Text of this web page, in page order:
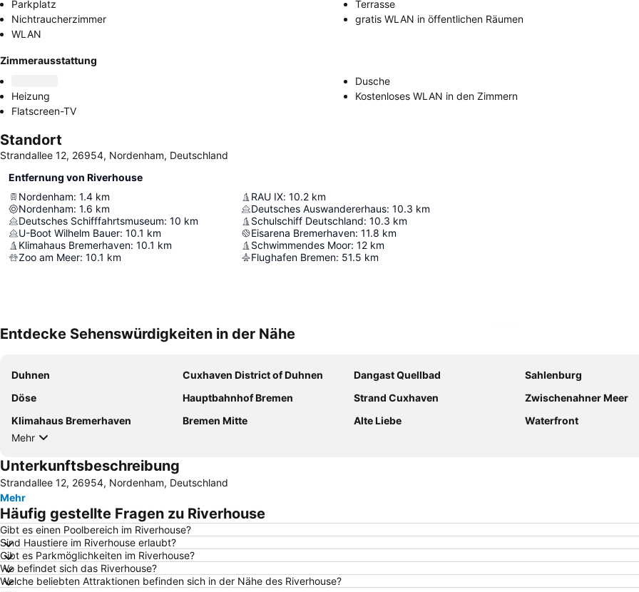
Parkplatz
Terrasse
Nichtraucherzimmer
gratis WLAN in öffentlichen Räumen
WLAN
Zimmerausstattung
Dusche
Heizung
Kostenloses WLAN in den Zimmern
Flatscreen-TV
Standort
Strandallee 12, 26954, Nordenham, Deutschland
Entfernung von Riverhouse
Nordenham: 1.4 km
Nordenham: 1.6 km
Deutsches Schifffahrtsmuseum: 10 km
U-Boot Wilhelm Bauer: 10.1 km
Klimahaus Bremerhaven: 10.1 km
Zoo am Meer: 10.1 km
RAU IX: 10.2 km
Deutsches Auswandererhaus: 10.3 km
Schulschiff Deutschland: 10.3 km
Eisarena Bremerhaven: 11.8 km
Schwimmendes Moor: 12 km
Flughafen Bremen: 51.5 km
Entdecke Sehenswürdigkeiten in der Nähe
Duhnen Cuxhaven District of Duhnen Dangast Quellbad
Sahlenburg
Döse
Hauptbahnhof Bremen Strand Cuxhaven
Zwischenahner Meer
Klimahaus Bremerhaven
Bremen Mitte Alte Liebe
Waterfront
Mehr
Unterkunftsbeschreibung
Strandallee 12, 26954, Nordenham, Deutschland
Mehr
Häufig gestellte Fragen zu Riverhouse
Gibt es einen Poolbereich im Riverhouse?
Sind Haustiere im Riverhouse erlaubt?
Gibt es Parkmöglichkeiten im Riverhouse?
Wo befindet sich das Riverhouse?
Welche beliebten Attraktionen befinden sich in der Nähe des Riverhouse?